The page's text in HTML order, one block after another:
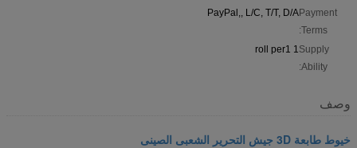
Payment
Terms:
PayPal,, L/C, T/T, D/A
Supply
Ability:
1 roll per1
وصف
خيوط طابعة 3D جيش التحرير الشعبى الصينى